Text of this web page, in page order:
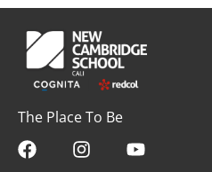
The Place To Be